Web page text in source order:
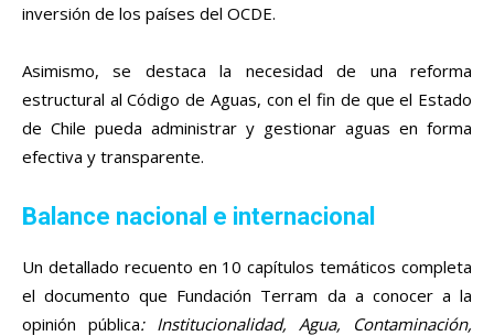
inversión de los países del OCDE.
Asimismo, se destaca la necesidad de una reforma
estructural al Código de Aguas, con el fin de que el Estado
de Chile pueda administrar y gestionar aguas en forma
efectiva y transparente.
Balance nacional e internacional
Un detallado recuento en 10 capítulos temáticos completa
el documento que Fundación Terram da a conocer a la
opinión pública: Institucionalidad, Agua, Contaminación,